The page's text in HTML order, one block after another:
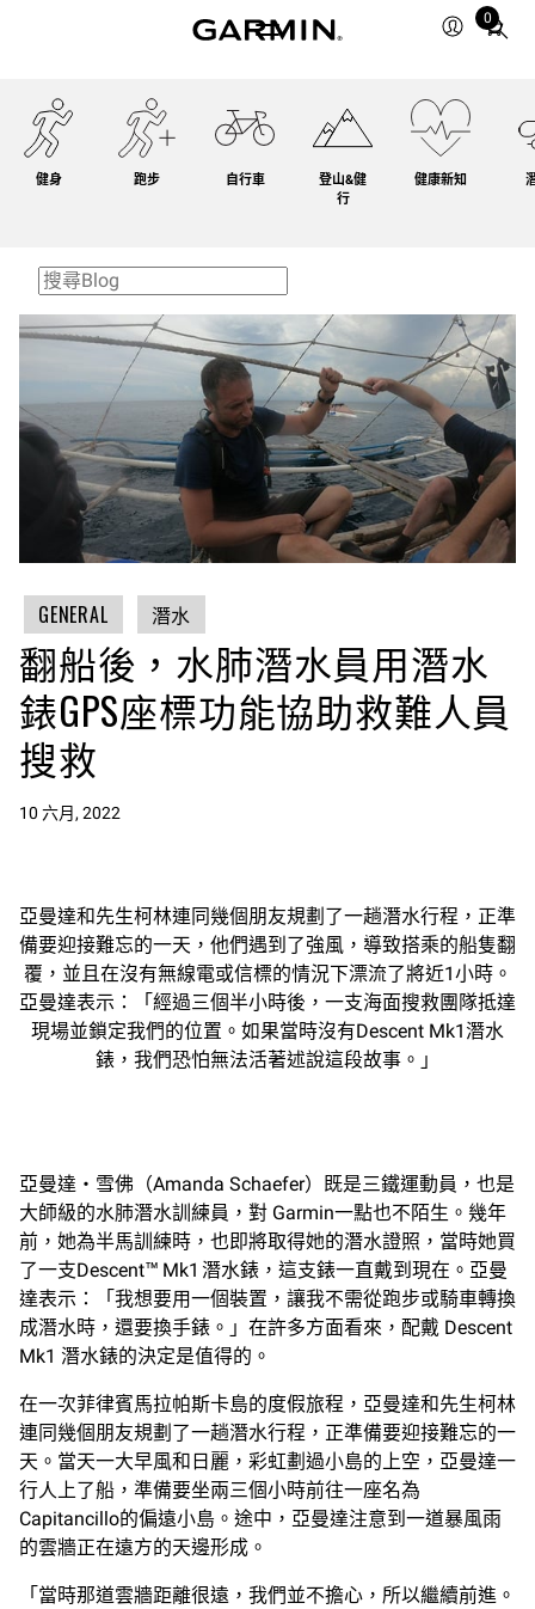
0
Total
健身 跑步 自行車
登山&健
行
健康新知
GENERAL 潛水
翻船後，水肺潛水員用潛水
錶GPS座標功能協助救難人員
搜救
10 六月, 2022
亞曼達和先生柯林連同幾個朋友規劃了一趟潛水行程，正準
備要迎接難忘的一天，他們遇到了強風，導致搭乘的船隻翻
覆，並且在沒有無線電或信標的情況下漂流了將近1小時。
亞曼達表示：「經過三個半小時後，一支海面搜救團隊抵達
現場並鎖定我們的位置。如果當時沒有Descent Mk1潛水
錶，我們恐怕無法活著述說這段故事。」
亞曼達‧雪佛（Amanda Schaefer）既是三鐵運動員，也是
大師級的水肺潛水訓練員，對 Garmin一點也不陌生。幾年
前，她為半馬訓練時，也即將取得她的潛水證照，當時她買
了一支Descent™ Mk1 潛水錶，這支錶一直戴到現在。亞曼
達表示：「我想要用一個裝置，讓我不需從跑步或騎車轉換
成潛水時，還要換手錶。」在許多方面看來，配戴 Descent
Mk1 潛水錶的決定是值得的。
在一次菲律賓馬拉帕斯卡島的度假旅程，亞曼達和先生柯林
連同幾個朋友規劃了一趟潛水行程，正準備要迎接難忘的一
天。當天一大早風和日麗，彩虹劃過小島的上空，亞曼達一
行人上了船，準備要坐兩三個小時前往一座名為
Capitancillo的偏遠小島。途中，亞曼達注意到一道暴風雨
的雲牆正在遠方的天邊形成。
「當時那道雲牆距離很遠，我們並不擔心，所以繼續前進。